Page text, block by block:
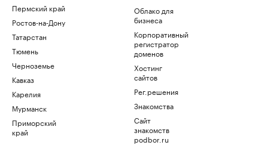
Пермский край
Ростов-на-Дону
Татарстан
Тюмень
Черноземье
Кавказ
Карелия
Мурманск
Приморский
край
Облако для
бизнеса
Корпоративный
регистратор
доменов
Хостинг
сайтов
Рег.решения
Знакомства
Сайт
знакомств
podbor.ru